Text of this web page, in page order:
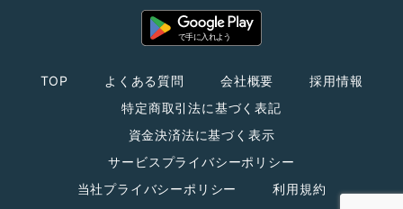
TOP よくある質問 会社概要
採用情報
特定商取引法に基づく表記
資金決済法に基づく表示
サービスプライバシーポリシー
当社プライバシーポリシー
利用規約